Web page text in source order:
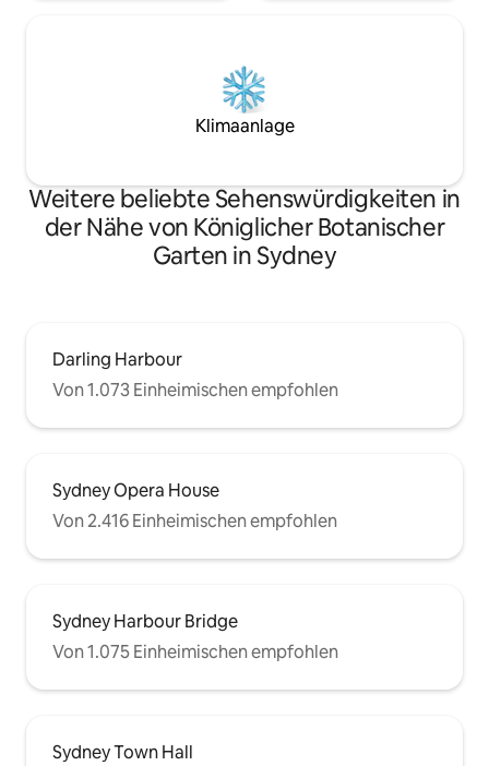
Klimaanlage
Weitere beliebte Sehenswürdigkeiten in
der Nähe von Königlicher Botanischer
Garten in Sydney
Darling Harbour
Von 1.073 Einheimischen empfohlen
Sydney Opera House
Von 2.416 Einheimischen empfohlen
Sydney Harbour Bridge
Von 1.075 Einheimischen empfohlen
Sydney Town Hall